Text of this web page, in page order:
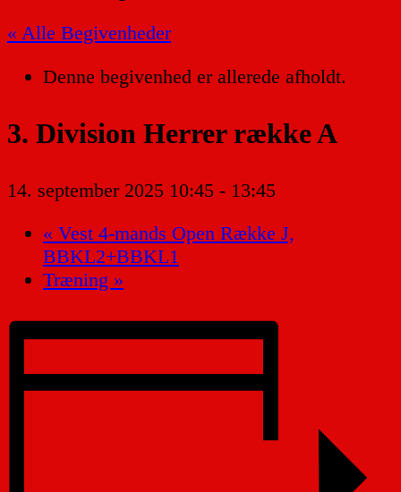
« Alle Begivenheder
Denne begivenhed er allerede afholdt.
3. Division Herrer række A
14. september 2025 10:45 - 13:45
« Vest 4-mands Open Række J,
BBKL2+BBKL1
Træning »